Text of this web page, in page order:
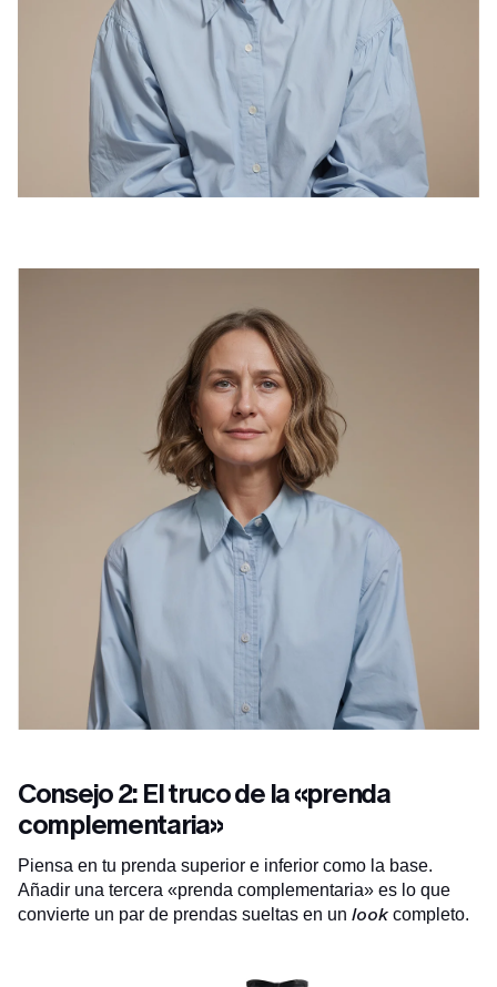
Consejo 2: El truco de la «prenda
complementaria»
Piensa en tu prenda superior e inferior como la base.
Añadir una tercera «prenda complementaria» es lo que
convierte un par de prendas sueltas en un look completo.